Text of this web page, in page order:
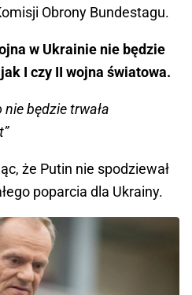
Obrony Bundestagu.
w Ukrainie nie będzie
I czy II wojna światowa.
nie będzie trwała
że Putin nie spodziewał
poparcia dla Ukrainy.